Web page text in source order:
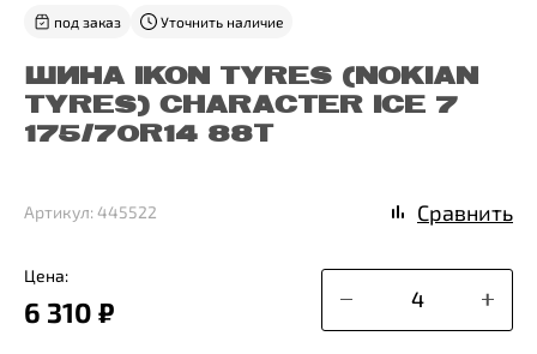
ШИНА IKON TYRES (NOKIAN
TYRES) CHARACTER ICE 7
175/70R14 88T
под заказ Уточнить наличие
Цена:
6 310 ₽
Артикул: 445522 Сравнить